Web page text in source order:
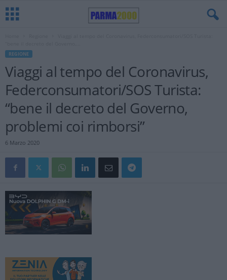
REGIONE
Viaggi al tempo del Coronavirus,
Federconsumatori/SOS Turista:
“bene il decreto del Governo,
problemi coi rimborsi”
6 Marzo 2020